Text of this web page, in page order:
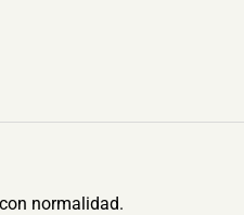
normalidad.